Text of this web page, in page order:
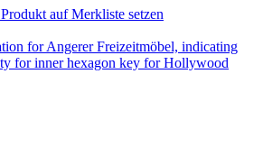
Produkt auf Merkliste setzen